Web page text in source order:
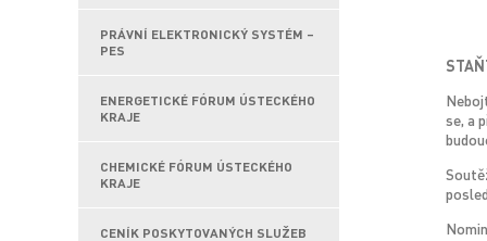
PRÁVNÍ ELEKTRONICKÝ SYSTÉM –
PES
ENERGETICKÉ FÓRUM ÚSTECKÉHO
KRAJE
CHEMICKÉ FÓRUM ÚSTECKÉHO
KRAJE
CENÍK POSKYTOVANÝCH SLUŽEB
se, a